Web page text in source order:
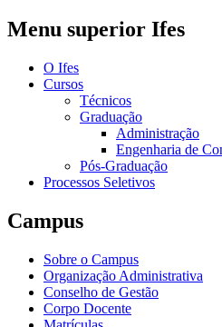
Menu superior Ifes
O Ifes
Cursos
Técnicos
Graduação
Administração
Engenharia de
Pós-Graduação
Processos Seletivos
Campus
Sobre o Campus
Organização Administrativa
Conselho de Gestão
Corpo Docente